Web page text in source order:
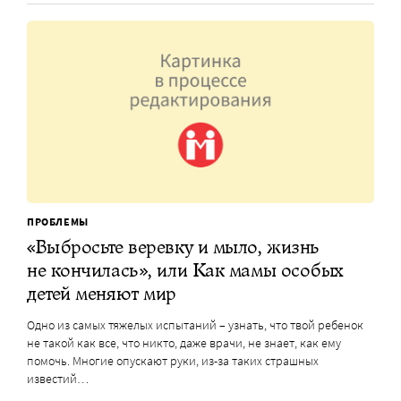
ПРОБЛЕМЫ
«Выбросьте веревку и мыло, жизнь
не кончилась», или Как мамы особых
детей меняют мир
Одно из самых тяжелых испытаний – узнать, что твой ребенок
не такой как все, что никто, даже врачи, не знает, как ему
помочь. Многие опускают руки, из-за таких страшных
известий…